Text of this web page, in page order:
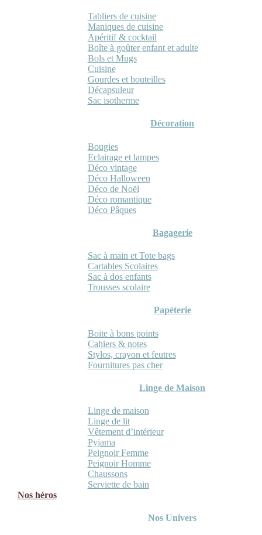
Tabliers de cuisine
Maniques de cuisine
Apéritif & cocktail
Boîte à goûter enfant et adulte
Bols et Mugs
Cuisine
Gourdes et bouteilles
Décapsuleur
Sac isotherme
Décoration
Bougies
Eclairage et lampes
Déco vintage
Déco Halloween
Déco de Noël
Déco romantique
Déco Pâques
Bagagerie
Sac à main et Tote bags
Cartables Scolaires
Sac à dos enfants
Trousses scolaire
Papèterie
Boite à bons points
Cahiers & notes
Stylos, crayon et feutres
Fournitures pas cher
Linge de Maison
Linge de maison
Linge de lit
Vêtement d’intérieur
Pyjama
Peignoir Femme
Peignoir Homme
Chaussons
Serviette de bain
Nos héros
Nos Univers